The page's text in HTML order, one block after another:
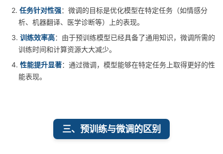
2. 任务针对性强：微调的目标是优化模型在特定任务（如情感分
析、机器翻译、医学诊断等）上的表现。
3. 训练效率高：由于预训练模型已经具备了通用知识，微调所需的
训练时间和计算资源大大减少。
4. 性能提升显著：通过微调，模型能够在特定任务上取得更好的性
能表现。
三、预训练与微调的区别